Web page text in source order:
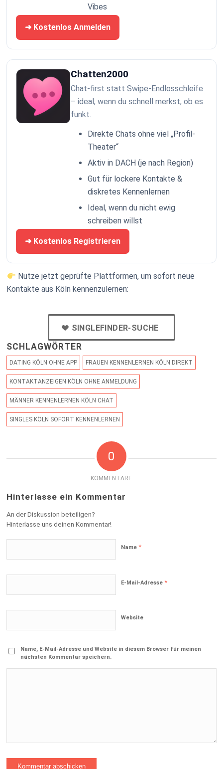
Vibes
➜ Kostenlos Anmelden
Chatten2000
Chat-first statt Swipe-Endlosschleife
– ideal, wenn du schnell merkst, ob es
funkt.
Direkte Chats ohne viel „Profil-
Theater“
Aktiv in DACH (je nach Region)
Gut für lockere Kontakte &
diskretes Kennenlernen
Ideal, wenn du nicht ewig
schreiben willst
➜ Kostenlos Registrieren
Nutze jetzt geprüfte Plattformen, um sofort neue
Kontakte aus Köln kennenzulernen:
SINGLEFINDER-SUCHE
SCHLAGWÖRTER
DATING KÖLN OHNE APP FRAUEN KENNENLERNEN KÖLN DIREKT
KONTAKTANZEIGEN KÖLN OHNE ANMELDUNG
MÄNNER KENNENLERNEN KÖLN CHAT
SINGLES KÖLN SOFORT KENNENLERNEN
0
KOMMENTARE
Hinterlasse ein Kommentar
An der Diskussion beteiligen?
Hinterlasse uns deinen Kommentar!
Name*
E-Mail-Adresse*
Website
Name, E-Mail-Adresse und Website in diesem Browser für meinen
nächsten Kommentar speichern.